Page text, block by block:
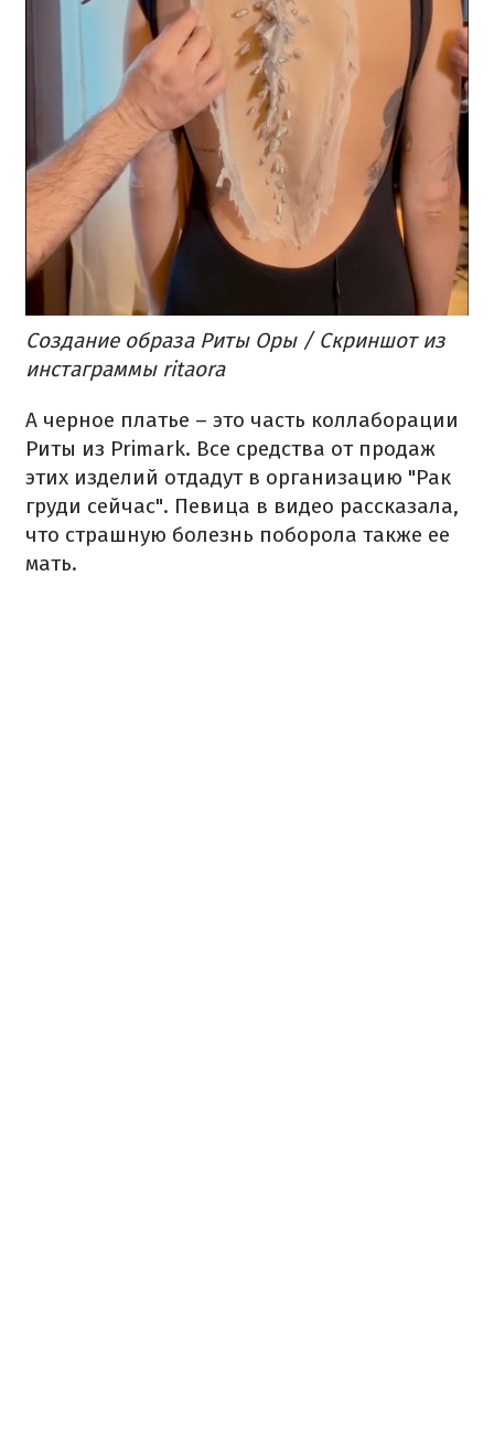
Создание образа Риты Оры / Скриншот из
инстаграммы ritaora
А черное платье – это часть коллаборации
Риты из Primark. Все средства от продаж
этих изделий отдадут в организацию "Рак
груди сейчас". Певица в видео рассказала,
что страшную болезнь поборола также ее
мать.